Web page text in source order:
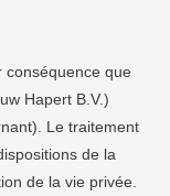
conséquence que
Hapert B.V.)
Le traitement
de la
de la vie privée.